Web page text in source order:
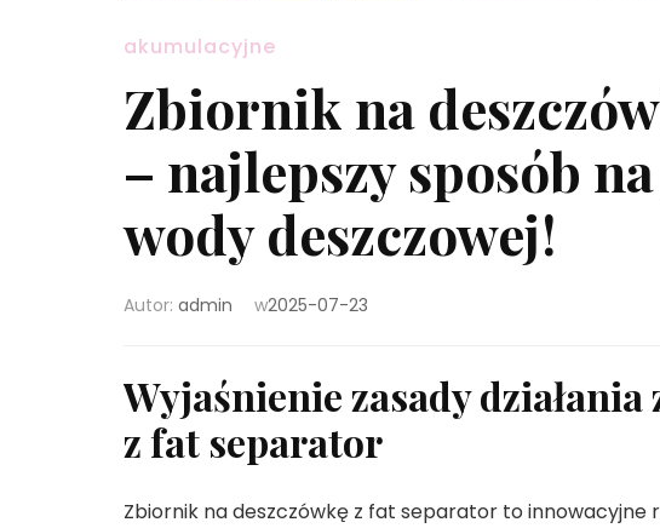
akumulacyjne
Zbiornik na
– najlepszy sposób
wody deszczowej!
Autor: admin w2025-07-23
Wyjaśnienie zasady
z fat separator
Zbiornik na deszczówkę z fat separator to